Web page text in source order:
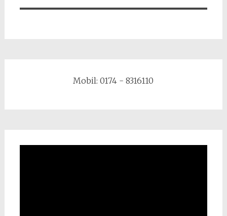
Mobil: 0174 - 8316110